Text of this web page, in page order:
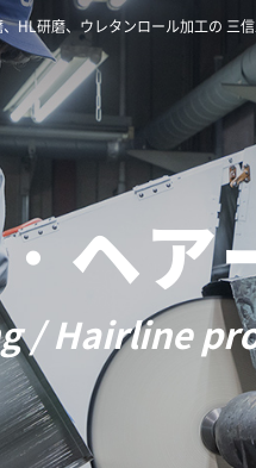
HL研磨、ウレタンロール加工の 三
ヘア